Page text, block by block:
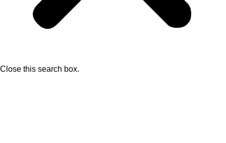
Close this search box.